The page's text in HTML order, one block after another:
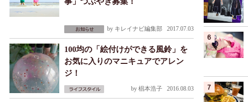
by キレイナビ編集部 2017.07.03
100均の「絵付けができる風鈴」を
お気に入りのマニキュアでアレン
ジ！
by 椙本浩子 2016.08.03